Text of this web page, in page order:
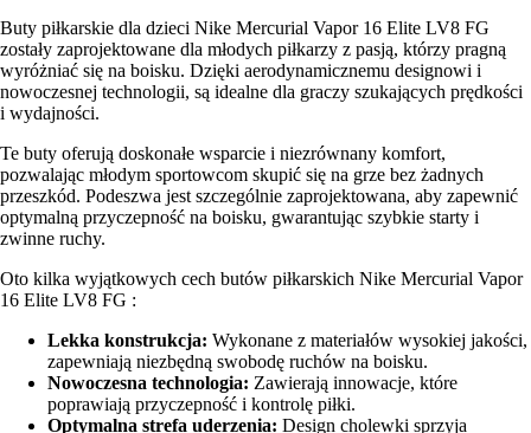
Buty piłkarskie dla dzieci Nike Mercurial Vapor 16 Elite LV8 FG
zostały zaprojektowane dla młodych piłkarzy z pasją, którzy pragną
wyróżniać się na boisku. Dzięki aerodynamicznemu designowi i
nowoczesnej technologii, są idealne dla graczy szukających prędkości
i wydajności.
Te buty oferują doskonałe wsparcie i niezrównany komfort,
pozwalając młodym sportowcom skupić się na grze bez żadnych
przeszkód. Podeszwa jest szczególnie zaprojektowana, aby zapewnić
optymalną przyczepność na boisku, gwarantując szybkie starty i
zwinne ruchy.
Oto kilka wyjątkowych cech butów piłkarskich Nike Mercurial Vapor
16 Elite LV8 FG :
Lekka konstrukcja: Wykonane z materiałów wysokiej jakości,
zapewniają niezbędną swobodę ruchów na boisku.
Nowoczesna technologia: Zawierają innowacje, które
poprawiają przyczepność i kontrolę piłki.
Optymalna strefa uderzenia: Design cholewki sprzyja